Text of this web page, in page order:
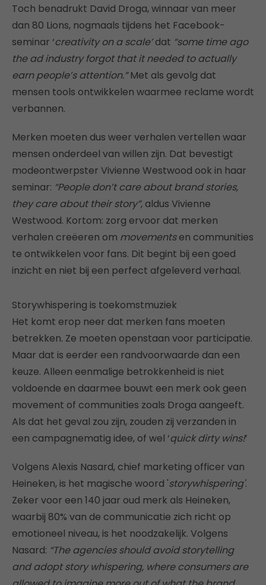
Toch benadrukt David Droga, winnaar van meer
dan 80 Lions, nogmaals tijdens het Facebook-
seminar ‘creativity on a scale’dat “some time ago
the ad industry forgot that it needed to actually
earn people’s attention.”Met als gevolg dat
mensen tools ontwikkelen waarmee reclame wordt
verbannen.
Merken moeten dus weer verhalen vertellen waar
mensen onderdeel van willen zijn. Dat bevestigt
modeontwerpster Vivienne Westwood ook in haar
seminar: “People don’t care about brand stories,
they care about their story”, aldus Vivienne
Westwood. Kortom: zorg ervoor dat merken
verhalen creëeren om movementsen communities
te ontwikkelen voor fans. Dit begint bij een goed
inzicht en niet bij een perfect afgeleverd verhaal.
Storywhispering is toekomstmuziek
Het komt erop neer dat merken fans moeten
betrekken. Ze moeten openstaan voor participatie.
Maar dat is eerder een randvoorwaarde dan een
keuze. Alleen eenmalige betrokkenheid is niet
voldoende en daarmee bouwt een merk ook geen
movement of communities zoals Droga aangeeft.
Als dat het geval zou zijn, zouden zij verzanden in
een campagnematig idee, of wel ‘quick dirty wins!’
Volgens Alexis Nasard, chief marketing officer van
Heineken, is het magische woord 'storywhispering'.
Zeker voor een 140 jaar oud merk als Heineken,
waarbij 80% van de communicatie zich richt op
emotioneel niveau, is het noodzakelijk. Volgens
Nasard: “The agencies should avoid storytelling
and adopt story whispering, where consumers are